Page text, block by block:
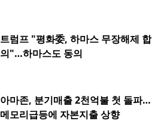
트럼프 "평화委, 하마스 무장해제 합
의"…하마스도 동의
아마존, 분기매출 2천억불 첫 돌파…
메모리급등에 자본지출 상향